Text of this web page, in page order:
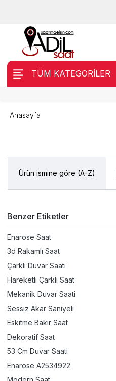
TÜM KATEGORİLER
Anasayfa
Ürün ismine göre (A-Z)
Benzer Etiketler
Enarose Saat
3d Rakamlı Saat
Çarklı Duvar Saati
Hareketli Çarklı Saat
Mekanik Duvar Saati
Sessiz Akar Saniyeli
Eskitme Bakır Saat
Dekoratif Saat
53 Cm Duvar Saati
Enarose A2534922